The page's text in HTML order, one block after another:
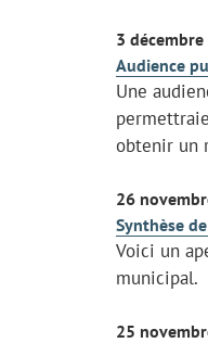
3
Audience
Une
obtenir un
26
Synthèse
Voici un
municipal.
25